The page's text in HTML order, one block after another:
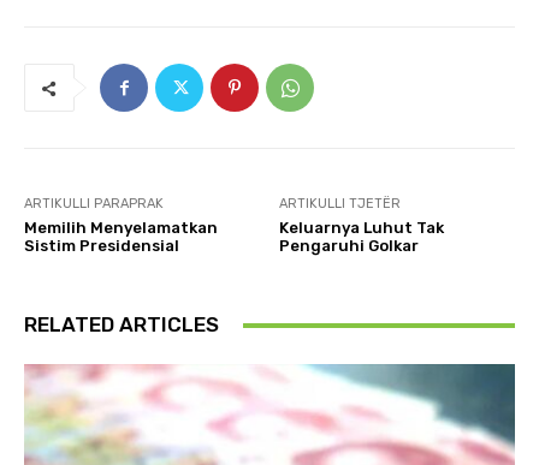
ARTIKULLI PARAPRAK
Memilih Menyelamatkan
Sistim Presidensial
ARTIKULLI TJETËR
Keluarnya Luhut Tak
Pengaruhi Golkar
RELATED ARTICLES